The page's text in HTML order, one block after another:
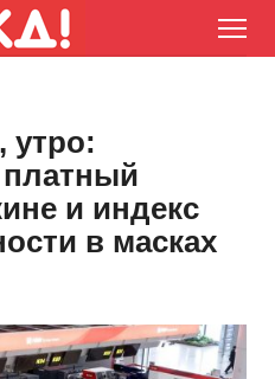
утро:
и индекс
в масках